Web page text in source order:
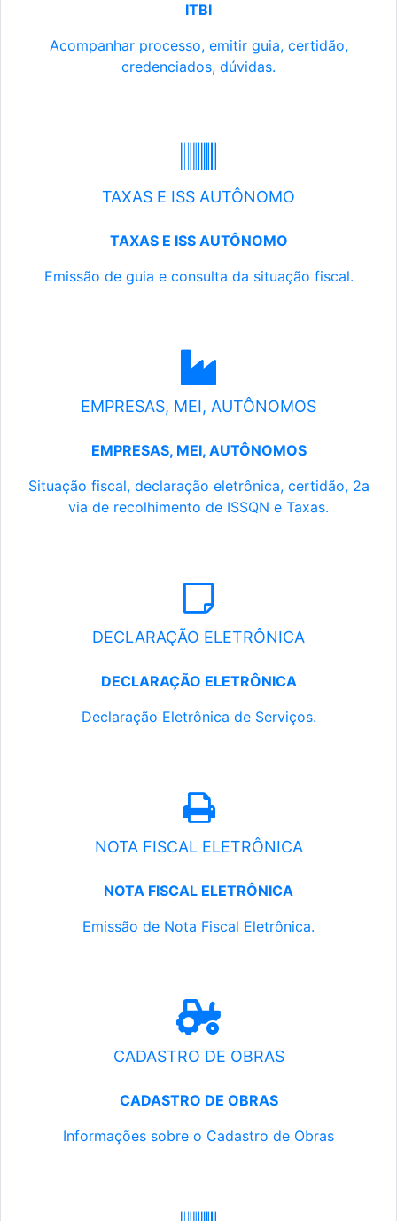
ITBI
Acompanhar processo, emitir guia, certidão,
credenciados, dúvidas.
TAXAS E ISS AUTÔNOMO
TAXAS E ISS AUTÔNOMO
Emissão de guia e consulta da situação fiscal.
EMPRESAS, MEI, AUTÔNOMOS
EMPRESAS, MEI, AUTÔNOMOS
Situação fiscal, declaração eletrônica, certidão, 2a
via de recolhimento de ISSQN e Taxas.
DECLARAÇÃO ELETRÔNICA
DECLARAÇÃO ELETRÔNICA
Declaração Eletrônica de Serviços.
NOTA FISCAL ELETRÔNICA
NOTA FISCAL ELETRÔNICA
Emissão de Nota Fiscal Eletrônica.
CADASTRO DE OBRAS
CADASTRO DE OBRAS
Informações sobre o Cadastro de Obras